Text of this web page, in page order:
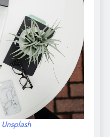
Unsplash